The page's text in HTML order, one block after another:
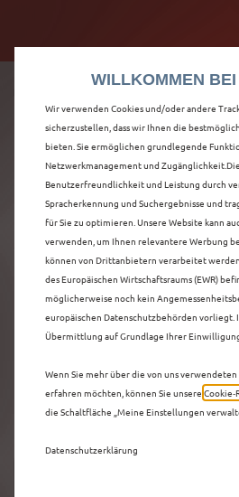
ENTDECKEN
Ë-C4 X
ELEKTRO
FREIBURG IM
BREISGAU
WILLKOMMEN
Wir verwenden Cookies und/oder andere
sicherzustellen, dass wir Ihnen die
bieten. Sie ermöglichen grundlegende
Netzwerkmanagement und
Benutzerfreundlichkeit und Leistung durch
Spracherkennung und Suchergebnisse und
für Sie zu optimieren. Unsere Website kann
verwenden, um Ihnen relevantere Werbung
können von Drittanbietern verarbeitet
des Europäischen Wirtschaftsraums (EWR)
möglicherweise noch kein
europäischen Datenschutzbehörden vorliegt.
Übermittlung auf Grundlage Ihrer Einwilligung
Wenn Sie mehr über die von uns
erfahren möchten, können Sie unsere
die Schaltfläche „Meine Einstellungen
Datenschutzerklärung